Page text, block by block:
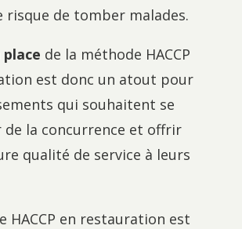
risque de tomber malades.
de la méthode HACCP
est donc un atout pour
qui souhaitent se
de la concurrence et offrir
qualité de service à leurs
HACCP en restauration est